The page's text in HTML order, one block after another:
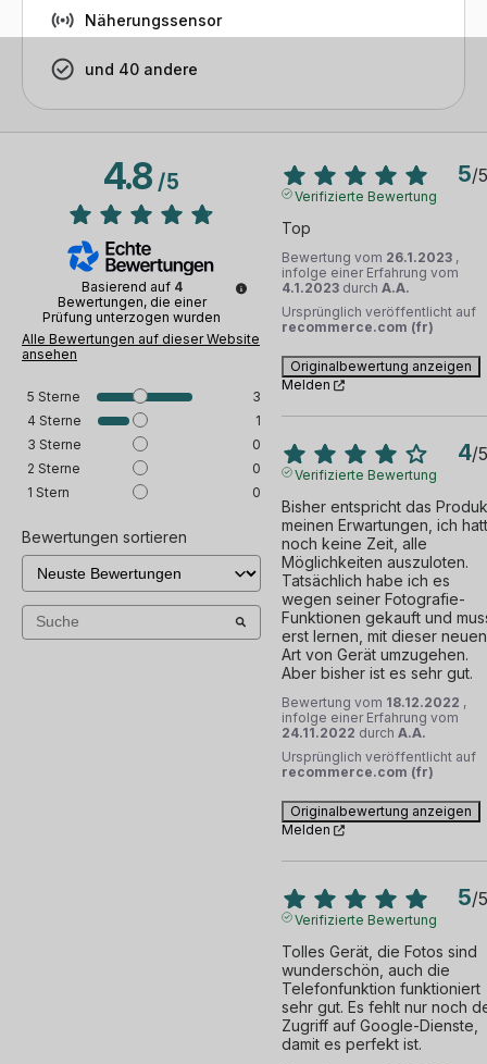
Näherungssensor
und 40 andere
4.8/5
Basierend auf 4
Bewertungen, die einer
Prüfung unterzogen wurden
Alle Bewertungen auf dieser Website
ansehen
5 Sterne
3
4 Sterne
1
3 Sterne
0
2 Sterne
0
1 Stern 0
Bewertungen sortieren
5/5
Verifizierte Bewertung
Top
Bewertung vom 26.1.2023 ,
infolge einer Erfahrung vom
4.1.2023 durch A.A.
Ursprünglich veröffentlicht auf
recommerce.com (fr)
Originalbewertung anzeigen
Melden
4/5
Verifizierte Bewertung
Bisher entspricht das
meinen Erwartungen, ich
noch keine Zeit, alle
Möglichkeiten auszuloten.
Tatsächlich habe ich es
wegen seiner Fotografie-
Funktionen gekauft und
erst lernen, mit dieser neuen
Art von Gerät umzugehen.
Aber bisher ist es sehr gut.
Bewertung vom 18.12.2022 ,
infolge einer Erfahrung vom
24.11.2022 durch A.A.
Ursprünglich veröffentlicht auf
recommerce.com (fr)
Originalbewertung anzeigen
Melden
5/5
Verifizierte Bewertung
Tolles Gerät, die Fotos sind
wunderschön, auch die
Telefonfunktion funktioniert
sehr gut. Es fehlt nur noch
Zugriff auf Google-Dienste,
damit es perfekt ist.